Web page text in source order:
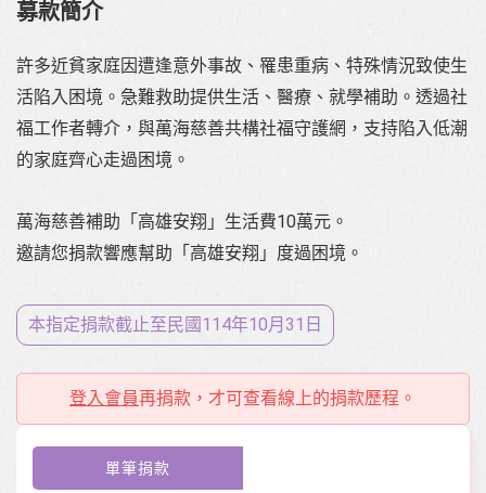
募款簡介
許多近貧家庭因遭逢意外事故、罹患重病、特殊情況致使生
活陷入困境。急難救助提供生活、醫療、就學補助。透過社
福工作者轉介，與萬海慈善共構社福守護網，支持陷入低潮
的家庭齊心走過困境。
萬海慈善補助「高雄安翔」生活費10萬元。
邀請您捐款響應幫助「高雄安翔」度過困境。
本指定捐款截止至⺠國114年10月31日
登入會員再捐款，才可查看線上的捐款歷程。
單筆捐款